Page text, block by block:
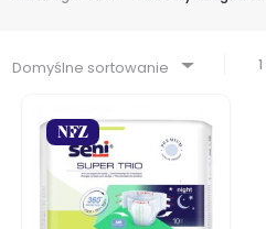
Domyślne sortowanie